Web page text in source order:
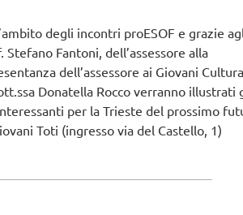
degli incontri proESOF e grazie
Fantoni, dell’assessore alla
dell’assessore ai Giovani
Donatella Rocco verranno illustrati
per la Trieste del prossimo
Toti (ingresso via del Castello, 1)